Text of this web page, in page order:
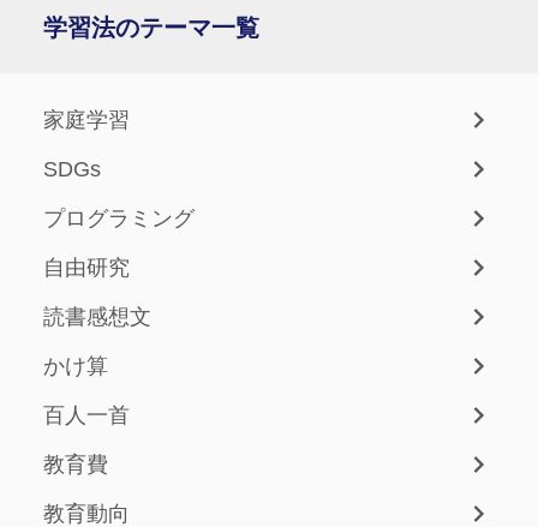
学習法のテーマ一覧
家庭学習
SDGs
プログラミング
自由研究
読書感想文
かけ算
百人一首
教育費
教育動向